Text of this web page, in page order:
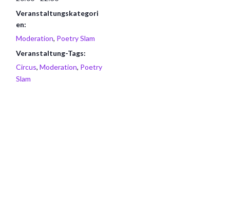
Veranstaltungskategori
en:
Moderation, Poetry Slam
Veranstaltung-Tags:
Circus,Moderation, Poetry
Slam